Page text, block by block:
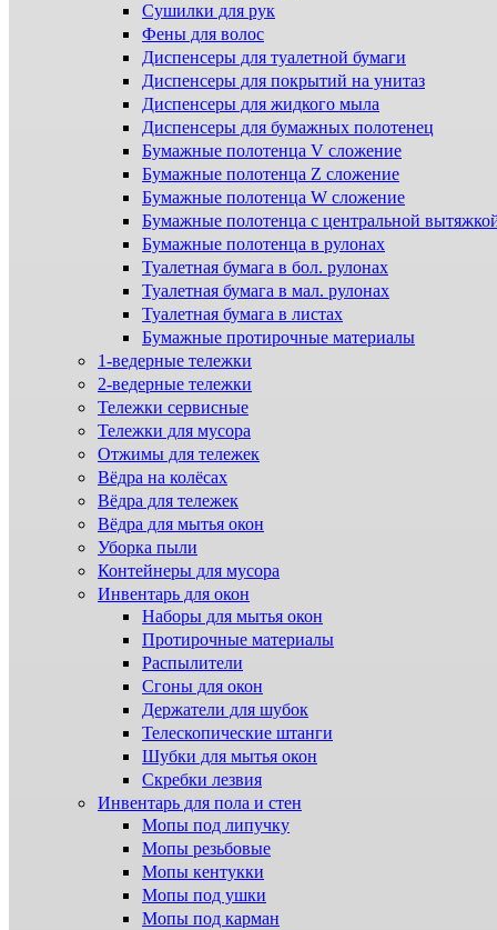
Сушилки для рук
Фены для волос
Диспенсеры для туалетной бумаги
Диспенсеры для покрытий на унитаз
Диспенсеры для жидкого мыла
Диспенсеры для бумажных полотенец
Бумажные полотенца V сложение
Бумажные полотенца Z сложение
Бумажные полотенца W сложение
Бумажные полотенца с центральной
Бумажные полотенца в рулонах
Туалетная бумага в бол. рулонах
Туалетная бумага в мал. рулонах
Туалетная бумага в листах
Бумажные протирочные материалы
1-ведерные тележки
2-ведерные тележки
Тележки сервисные
Тележки для мусора
Отжимы для тележек
Вёдра на колёсах
Вёдра для тележек
Вёдра для мытья окон
Уборка пыли
Контейнеры для мусора
Инвентарь для окон
Наборы для мытья окон
Протирочные материалы
Распылители
Сгоны для окон
Держатели для шубок
Телескопические штанги
Шубки для мытья окон
Скребки лезвия
Инвентарь для пола и стен
Мопы под липучку
Мопы резьбовые
Мопы кентукки
Мопы под ушки
Мопы под карман